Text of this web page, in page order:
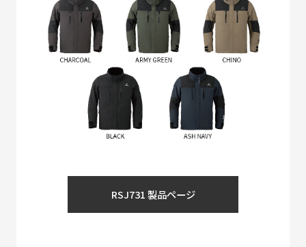
RSJ731 製品ページ